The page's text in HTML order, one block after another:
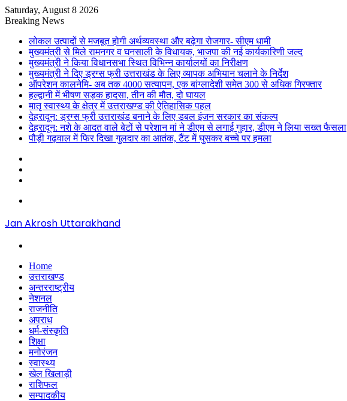
Saturday, August 8 2026
Breaking News
लोकल उत्पादों से मजबूत होगी अर्थव्यवस्था और बढ़ेगा रोजगार- सीएम धामी
मुख्यमंत्री से मिले रामनगर व घनसाली के विधायक, भाजपा की नई कार्यकारिणी जल्द
मुख्यमंत्री ने किया विधानसभा स्थित विभिन्न कार्यालयों का निरीक्षण
मुख्यमंत्री ने दिए ड्रग्स फ्री उत्तराखंड के लिए व्यापक अभियान चलाने के निर्देश
ऑपरेशन कालनेमि- अब तक 4000 सत्यापन, एक बांग्लादेशी समेत 300 से अधिक गिरफ्तार
हल्द्वानी में भीषण सड़क हादसा, तीन की मौत, दो घायल
मातृ स्वास्थ्य के क्षेत्र में उत्तराखण्ड की ऐतिहासिक पहल
देहरादून: ड्रग्स फ्री उत्तराखंड बनाने के लिए डबल इंजन सरकार का संकल्प
देहरादून: नशे के आदत वाले बेटों से परेशान मां ने डीएम से लगाई गुहार, डीएम ने लिया सख्त फैसला
पौड़ी गढ़वाल में फिर दिखा गुलदार का आतंक, टैंट में घुसकर बच्चे पर हमला
Jan Akrosh Uttarakhand
Home
उत्तराखण्ड
अन्तरराष्ट्रीय
नेशनल
राजनीति
अपराध
धर्म-संस्कृति
शिक्षा
मनोरंजन
स्वास्थ्य
खेल खिलाड़ी
राशिफल
सम्पादकीय